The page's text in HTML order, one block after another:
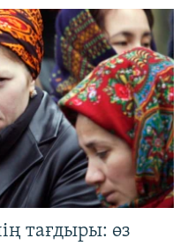
тағдыры: өз